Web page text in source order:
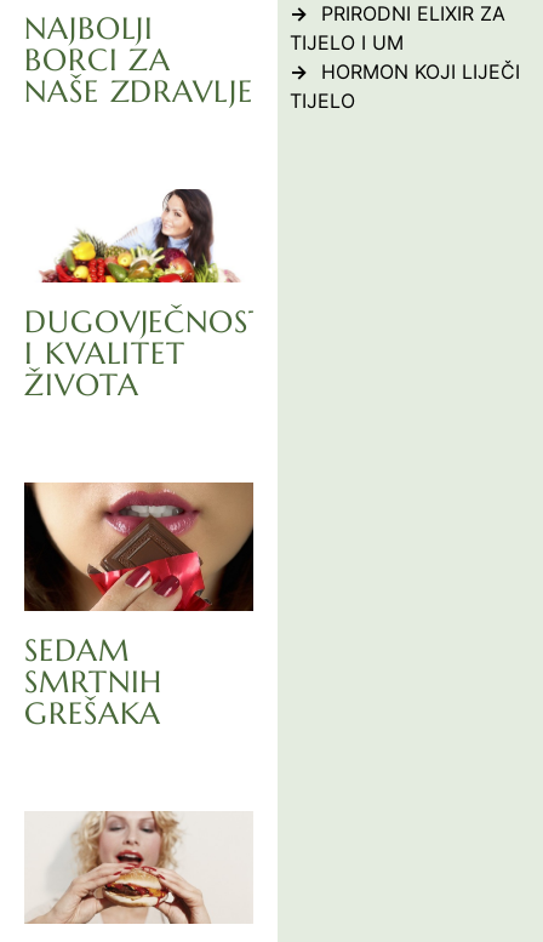
NAJBOLJI
BORCI ZA
NAŠE ZDRAVLJE
DUGOVJEČNOST
I KVALITET
ŽIVOTA
SEDAM
SMRTNIH
GREŠAKA
PRIRODNI ELIXIR ZA
TIJELO I UM
HORMON KOJI LIJEČI
TIJELO